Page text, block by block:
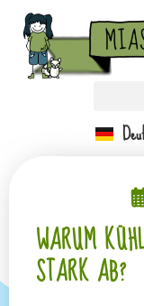
WARUM
STARK AB?